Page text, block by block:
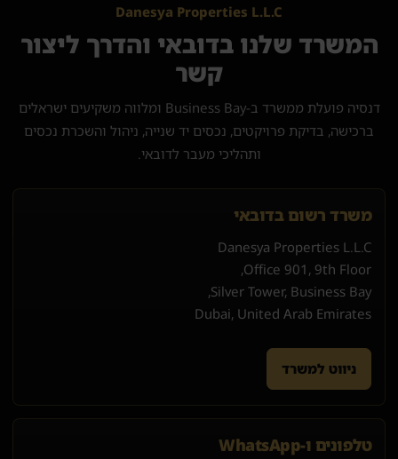
Danesya Properties L.L.C
המשרד שלנו בדובאי והדרך ליצור
קשר
דנסיה פועלת ממשרד ב-Business Bay ומלווה משקיעים ישראלים
ברכישה, בדיקת פרויקטים, נכסים יד שנייה, ניהול והשכרת נכסים
ותהליכי מעבר לדובאי.
משרד רשום בדובאי
Danesya Properties L.L.C
Office 901, 9th Floor,
Silver Tower, Business Bay,
Dubai, United Arab Emirates
ניווט למשרד
טלפונים ו-WhatsApp